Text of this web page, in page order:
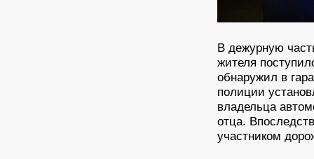
В дежурную
жителя
обнаружил в
полиции
владельца
отца.
участником